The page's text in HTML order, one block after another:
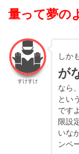
量って夢の
すけすけ
しか
が
なら
とい
です
限設
いな
ンペ